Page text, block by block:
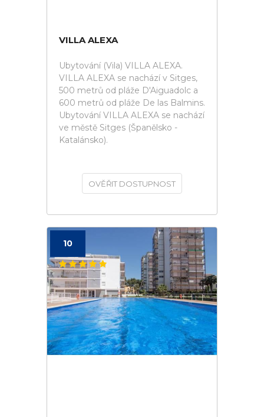
VILLA ALEXA
Ubytování (Vila) VILLA ALEXA.
VILLA ALEXA se nachází v Sitges,
500 metrů od pláže D'Aiguadolc a
600 metrů od pláže De las Balmins.
Ubytování VILLA ALEXA se nachází
ve městě Sitges (Španělsko -
Katalánsko).
OVĚŘIT DOSTUPNOST
10